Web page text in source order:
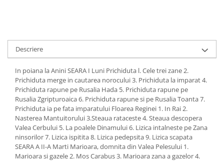
Descriere
In poiana la Anini SEARA I Luni Prichiduta l. Cele trei zane 2.
Prichiduta merge in cautarea norocului 3. Prichiduta la imparat 4.
Prichiduta rapune pe Rusalia Hada 5. Prichiduta rapune pe
Rusalia Zgripturoaica 6. Prichiduta rapune si pe Rusalia Toanta 7.
Prichiduta ia pe fata imparatului Floarea Reginei 1. In Rai 2.
Nasterea Mantuitorului 3.Steaua rataceste 4. Steaua descopera
Valea Cerbului 5. La poalele Dinamului 6. Lizica intalneste pe Zana
ninsorilor 7. Lizica ispitita 8. Lizica pedepsita 9. Lizica scapata
SEARA A II-A Marti Marioara, domnita din Valea Pelesului 1.
Marioara si gazele 2. Mos Carabus 3. Marioara zana a gazelor 4.